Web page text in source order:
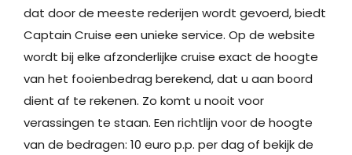
dat door de meeste rederijen wordt gevoerd, biedt
Captain Cruise een unieke service. Op de website
wordt bij elke afzonderlijke cruise exact de hoogte
van het fooienbedrag berekend, dat u aan boord
dient af te rekenen. Zo komt u nooit voor
verassingen te staan. Een richtlijn voor de hoogte
van de bedragen: 10 euro p.p. per dag of bekijk de